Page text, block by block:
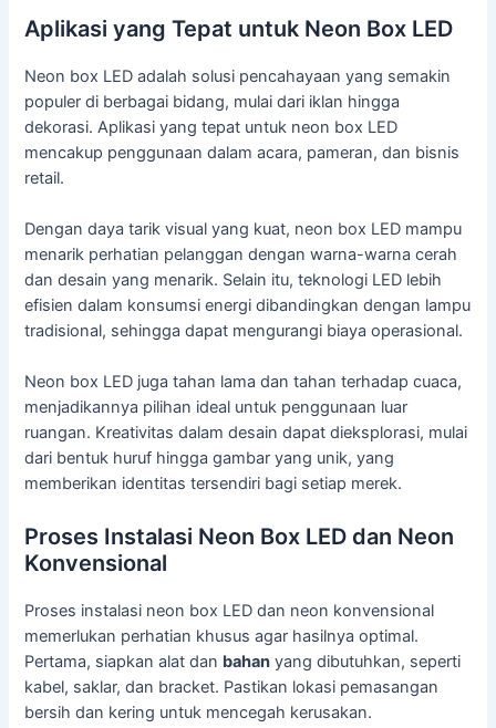
Aplikasi yang Tepat untuk Neon Box LED
Neon box LED adalah solusi pencahayaan yang semakin
populer di berbagai bidang, mulai dari iklan hingga
dekorasi. Aplikasi yang tepat untuk neon box LED
mencakup penggunaan dalam acara, pameran, dan bisnis
retail.
Dengan daya tarik visual yang kuat, neon box LED mampu
menarik perhatian pelanggan dengan warna-warna cerah
dan desain yang menarik. Selain itu, teknologi LED lebih
efisien dalam konsumsi energi dibandingkan dengan lampu
tradisional, sehingga dapat mengurangi biaya operasional.
Neon box LED juga tahan lama dan tahan terhadap cuaca,
menjadikannya pilihan ideal untuk penggunaan luar
ruangan. Kreativitas dalam desain dapat dieksplorasi, mulai
dari bentuk huruf hingga gambar yang unik, yang
memberikan identitas tersendiri bagi setiap merek.
Proses Instalasi Neon Box LED dan Neon
Konvensional
Proses instalasi neon box LED dan neon konvensional
memerlukan perhatian khusus agar hasilnya optimal.
Pertama, siapkan alat dan bahan yang dibutuhkan, seperti
kabel, saklar, dan bracket. Pastikan lokasi pemasangan
bersih dan kering untuk mencegah kerusakan.